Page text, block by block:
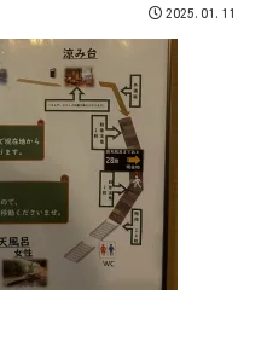
2025.01.11